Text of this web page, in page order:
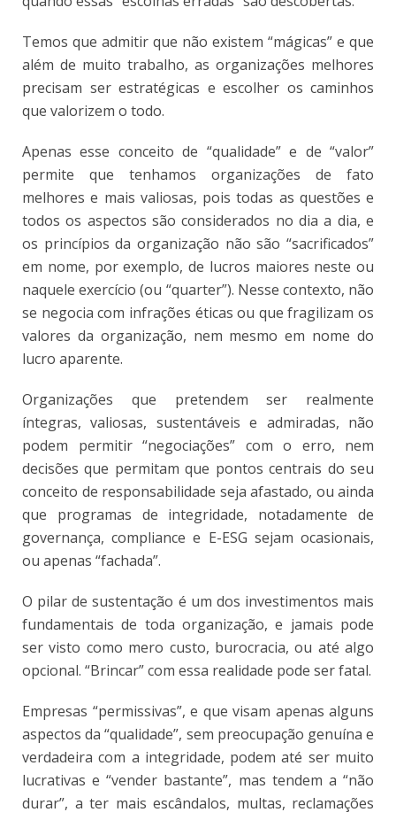
Temos que admitir que não existem “mágicas” e que
além de muito trabalho, as organizações melhores
precisam ser estratégicas e escolher os caminhos
que valorizem o todo.
Apenas esse conceito de “qualidade” e de “valor”
permite que tenhamos organizações de fato
melhores e mais valiosas, pois todas as questões e
todos os aspectos são considerados no dia a dia, e
os princípios da organização não são “sacrificados”
em nome, por exemplo, de lucros maiores neste ou
naquele exercício (ou “quarter”). Nesse contexto, não
se negocia com infrações éticas ou que fragilizam os
valores da organização, nem mesmo em nome do
lucro aparente.
Organizações que pretendem ser realmente
íntegras, valiosas, sustentáveis e admiradas, não
podem permitir “negociações” com o erro, nem
decisões que permitam que pontos centrais do seu
conceito de responsabilidade seja afastado, ou ainda
que programas de integridade, notadamente de
governança, compliance e E-ESG sejam ocasionais,
ou apenas “fachada”.
O pilar de sustentação é um dos investimentos mais
fundamentais de toda organização, e jamais pode
ser visto como mero custo, burocracia, ou até algo
opcional. “Brincar” com essa realidade pode ser fatal.
Empresas “permissivas”, e que visam apenas alguns
aspectos da “qualidade”, sem preocupação genuína e
verdadeira com a integridade, podem até ser muito
lucrativas e “vender bastante”, mas tendem a “não
durar”, a ter mais escândalos, multas, reclamações